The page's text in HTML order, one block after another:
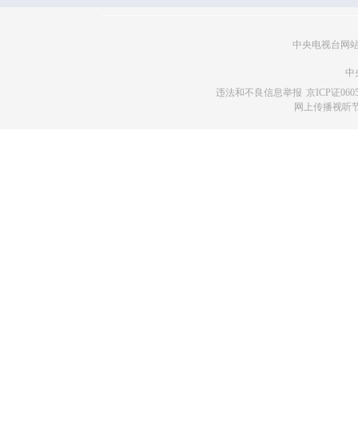
中央电视台网
中
违法和不良信息举报 京ICP证
网上传播视听